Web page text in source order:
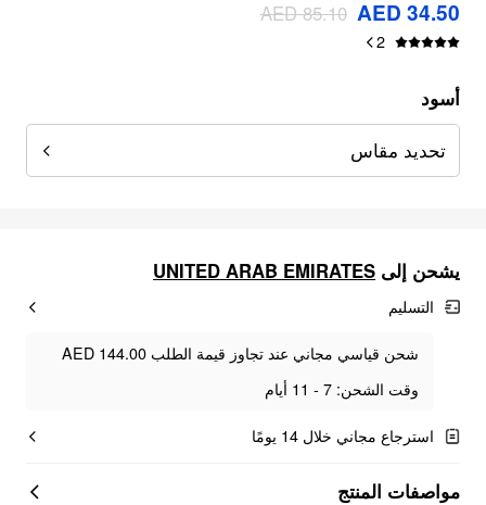
AED 34.50
AED 85.10
2
أسود
تحديد مقاس
يشحن إلى UNITED ARAB EMIRATES
التسليم
شحن قياسي مجاني عند تجاوز قيمة الطلب AED 144.00
وقت الشحن: 7 - 11 أيام
استرجاع مجاني خلال 14 يومًا
مواصفات المنتج